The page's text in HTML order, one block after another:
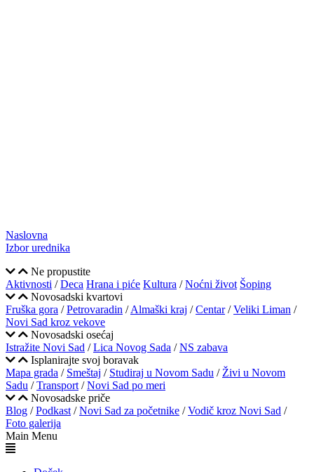
Naslovna
Izbor urednika
Ne propustite
Aktivnosti /Deca Hrana i piće Kultura /Noćni život Šoping
Novosadski kvartovi
Fruška gora /Petrovaradin /Almaški kraj /Centar/Veliki Liman /
Novi Sad kroz vekove
Novosadski osećaj
Istražite Novi Sad /Lica Novog Sada /NS zabava
Isplanirajte svoj boravak
Mapa grada / Smeštaj / Studiraj u Novom Sadu / Živi u Novom
Sadu /Transport /Novi Sad po meri
Novosadske priče
Blog /Podkast /Novi Sad za početnike /Vodič kroz Novi Sad /
Foto galerija
Main Menu